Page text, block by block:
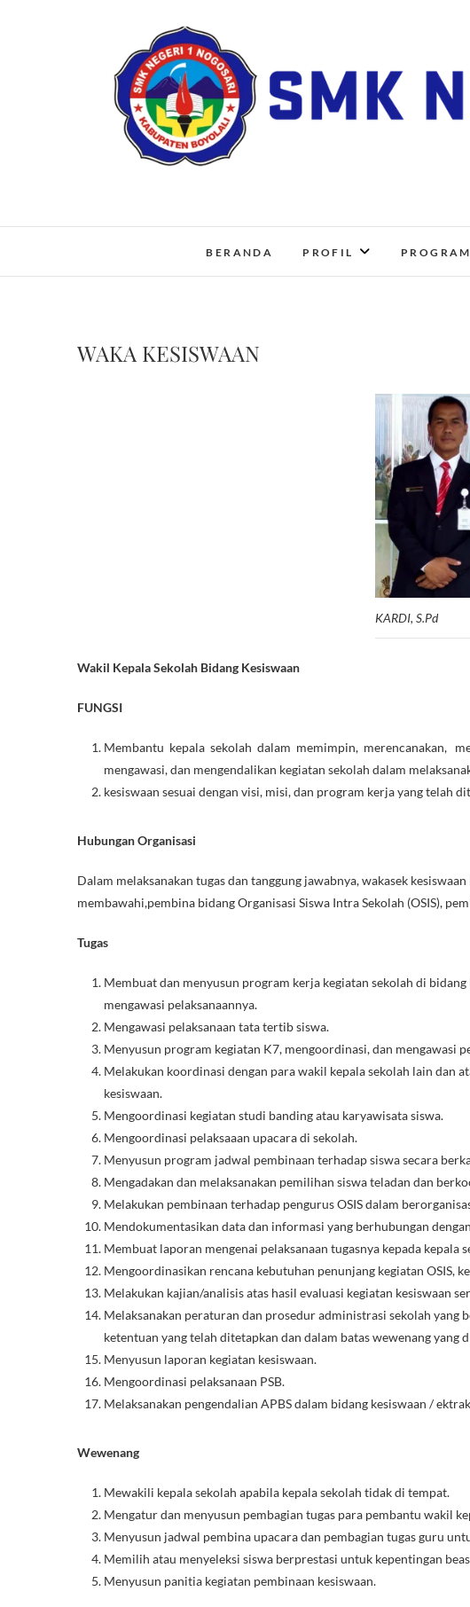
BERANDA PROFIL
WAKA KESISWAAN
KARDI, S.Pd
Wakil Kepala Sekolah Bidang Kesiswaan
FUNGSI
Membantu kepala sekolah dalam memimpin, merencanakan,
mengawasi, dan mengendalikan kegiatan sekolah dalam
kesiswaan sesuai dengan visi, misi, dan program kerja yang telah
Hubungan Organisasi
Dalam melaksanakan tugas dan tanggung jawabnya, wakasek
membawahi,pembina bidang Organisasi Siswa Intra Sekolah (OSIS),
Tugas
Membuat dan menyusun program kerja kegiatan sekolah di
mengawasi pelaksanaannya.
Mengawasi pelaksanaan tata tertib siswa.
Menyusun program kegiatan K7, mengoordinasi, dan mengawasi
Melakukan koordinasi dengan para wakil kepala sekolah lain dan
kesiswaan.
Mengoordinasi kegiatan studi banding atau karyawisata siswa.
Mengoordinasi pelaksaaan upacara di sekolah.
Menyusun program jadwal pembinaan terhadap siswa secara
Mengadakan dan melaksanakan pemilihan siswa teladan dan
Melakukan pembinaan terhadap pengurus OSIS dalam
Mendokumentasikan data dan informasi yang berhubungan
Membuat laporan mengenai pelaksanaan tugasnya kepada kepala
Mengoordinasikan rencana kebutuhan penunjang kegiatan OSIS,
Melakukan kajian/analisis atas hasil evaluasi kegiatan kesiswaan
Melaksanakan peraturan dan prosedur administrasi sekolah yang
ketentuan yang telah ditetapkan dan dalam batas wewenang yang
Menyusun laporan kegiatan kesiswaan.
Mengoordinasi pelaksanaan PSB.
Melaksanakan pengendalian APBS dalam bidang kesiswaan /
Wewenang
Mewakili kepala sekolah apabila kepala sekolah tidak di tempat.
Mengatur dan menyusun pembagian tugas para pembantu wakil
Menyusun jadwal pembina upacara dan pembagian tugas guru
Memilih atau menyeleksi siswa berprestasi untuk kepentingan
Menyusun panitia kegiatan pembinaan kesiswaan.